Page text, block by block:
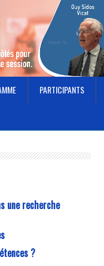
PARTICIPANTS
une recherche
?